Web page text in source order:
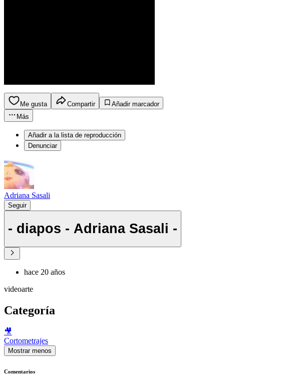
Me gusta Compartir
Añadir marcador
Más
Añadir a la lista de reproducción
Denunciar
Adriana Sasali
Seguir
- diapos - Adriana Sasali -
hace 20 años
videoarte
Categoría
🎥
Cortometrajes
Mostrar menos
Comentarios